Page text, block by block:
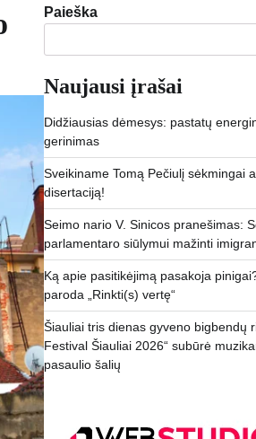
Paieška
Naujausi įrašai
Didžiausias dėmesys: pastatų
gerinimas
Sveikiname Tomą Pečiulį sėkmingai
disertaciją!
Seimo nario V. Sinicos pranešimas:
parlamentaro siūlymui mažinti
Ką apie pasitikėjimą pasakoja
paroda „Rinkti(s) vertę“
Šiauliai tris dienas gyveno bigbendų
Festival Šiauliai 2026“ subūrė
pasaulio šalių